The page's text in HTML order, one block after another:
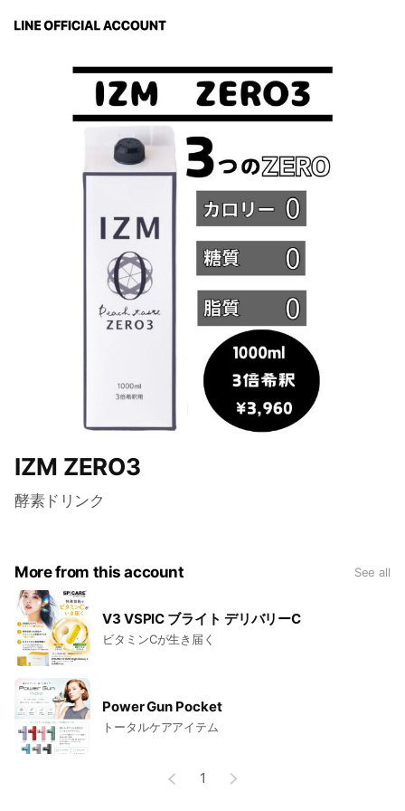
IZM ZERO3
酵素ドリンク
More from this account See all
V3 VSPIC ブライト デリバリーC
ビタミンCが生き届く
Power Gun Pocket
トータルケアアイテム
1